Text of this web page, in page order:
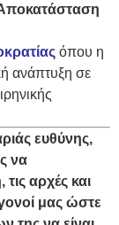
Αποκατάσταση
όπου η
ανάπτυξη σε
ευθύνης,
να
αρχές και
μας ώστε